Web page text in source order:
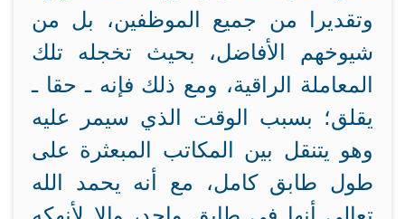
وتقديرا من جميع الموظفين، بل من
شيوخهم الأفاضل، بحيث تخجله تلك
المعاملة الراقية، ومع ذلك فإنه ـ حقا ـ
يقلق؛ بسبب الوقت الذي سيمر عليه
وهو يتنقل بين المكاتب المبعثرة على
طول طابق كامل، مع أنه يحمد الله